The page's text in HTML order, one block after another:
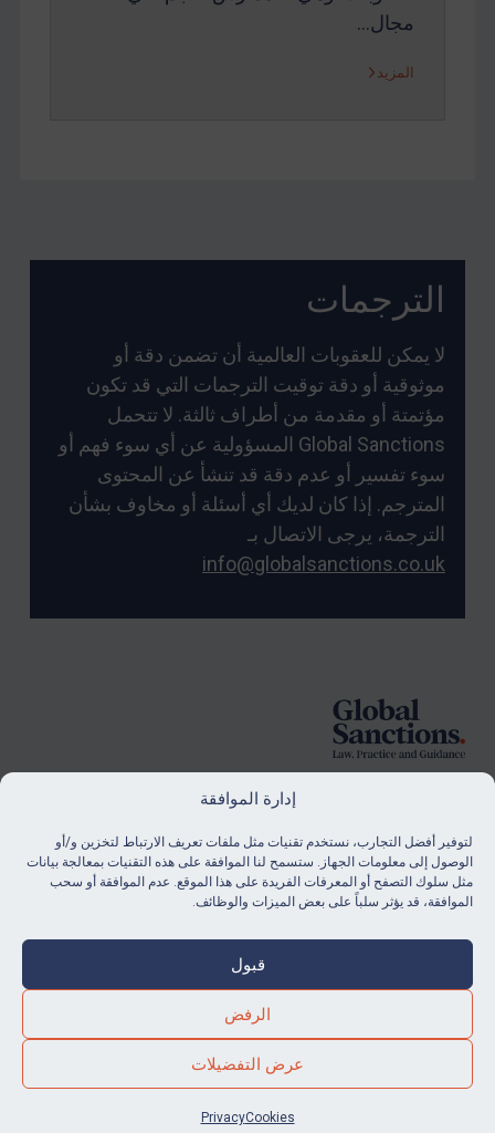
إدارة الموافقة
لتوفير أفضل التجارب، نستخدم تقنيات مثل ملفات تعريف الارتباط لتخزين و/أو
الوصول إلى معلومات الجهاز. ستسمح لنا الموافقة على هذه التقنيات بمعالجة بيانات
مثل سلوك التصفح أو المعرفات الفريدة على هذا الموقع. عدم الموافقة أو سحب
الموافقة، قد يؤثر سلباً على بعض الميزات والوظائف.
قبول
الرفض
عرض التفضيلات
Cookies
Privacy
مجال…
المزيد
الترجمات
لا يمكن للعقوبات العالمية أن تضمن دقة أو
موثوقية أو دقة توقيت الترجمات التي قد تكون
مؤتمتة أو مقدمة من أطراف ثالثة. لا تتحمل
Global Sanctions المسؤولية عن أي سوء فهم أو
سوء تفسير أو عدم دقة قد تنشأ عن المحتوى
المترجم. إذا كان لديك أي أسئلة أو مخاوف بشأن
الترجمة، يرجى الاتصال بـ
info@globalsanctions.co.uk
Website by
.
الاشتراك
ابق على اطلاع دائم بآخر أخبارنا ومواردنا.